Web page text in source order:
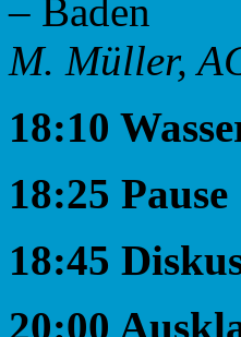
– Baden
M. Müller,
18:10
18:25 Pause
18:45
20:00